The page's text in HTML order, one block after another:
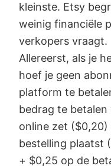
kleinste. Etsy
weinig financiële
verkopers vraagt.
Allereerst, als je
hoef je geen
platform te
bedrag te
online zet ($0,20)
bestelling plaatst
+ $0,25 op de